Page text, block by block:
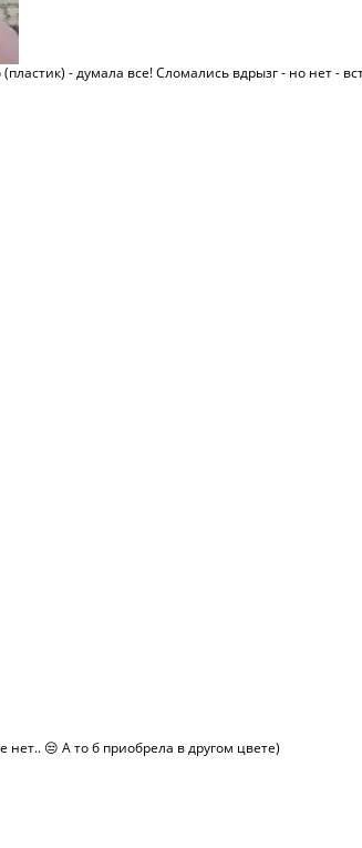
- думала все! Сломались вдрызг - но нет -
😒 А то б приобрела в другом цвете)